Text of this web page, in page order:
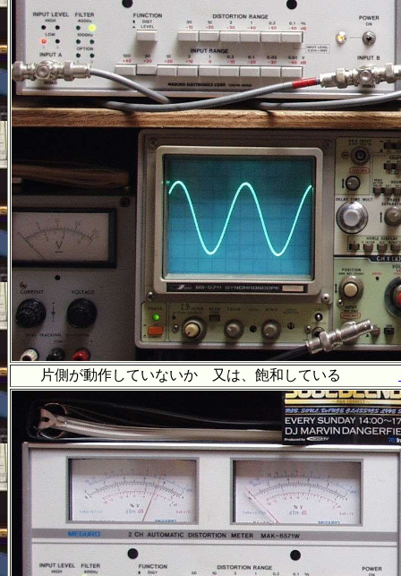
片側が動作していないか 又は、飽和している